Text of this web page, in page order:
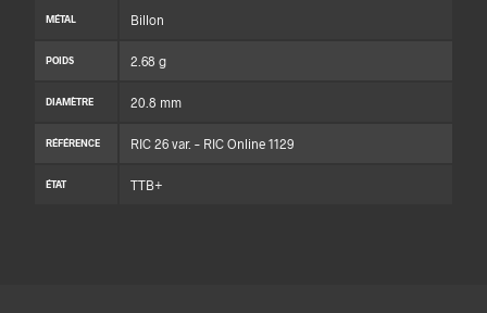
MÉTAL Billon
POIDS 2.68 g
DIAMÈTRE 20.8 mm
RÉFÉRENCE RIC 26 var. – RIC Online 1129
ÉTAT TTB+